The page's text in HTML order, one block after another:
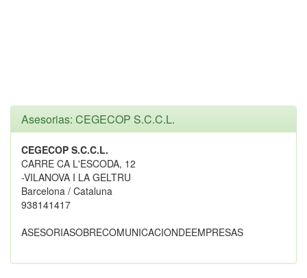
Asesorias: CEGECOP S.C.C.L.
CEGECOP S.C.C.L.
CARRE CA L'ESCODA, 12
-VILANOVA I LA GELTRU
Barcelona / Cataluna
938141417
ASESORIASOBRECOMUNICACIONDEEMPRESAS